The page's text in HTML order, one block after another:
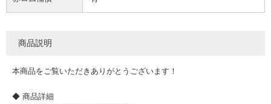
商品説明
本商品をご覧いただきありがとうございます！
◆ 商品詳細